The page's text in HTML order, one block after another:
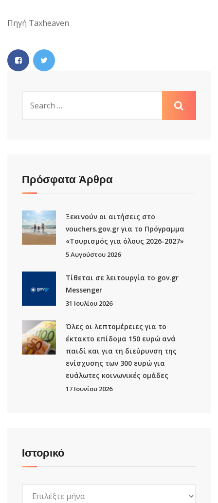
Πηγή Taxheaven
Πρόσφατα Άρθρα
Ξεκινούν οι αιτήσεις στο
vouchers.gov.gr για το Πρόγραμμα
«Τουρισμός για όλους 2026-2027»
5 Αυγούστου 2026
Τίθεται σε λειτουργία το gov.gr
Μessenger
31 Ιουλίου 2026
Όλες οι λεπτομέρειες για το
έκτακτο επίδομα 150 ευρώ ανά
παιδί και για τη διεύρυνση της
ενίσχυσης των 300 ευρώ για
ευάλωτες κοινωνικές ομάδες
17 Ιουνίου 2026
Ιστορικό